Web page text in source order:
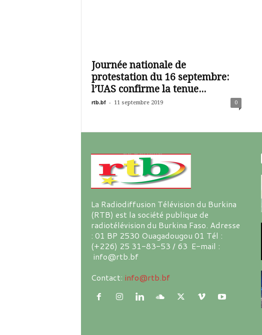
Journée nationale de
protestation du 16 septembre:
l’UAS confirme la tenue...
rtb.bf - 11 septembre 2019 0
La Radiodiffusion Télévision du Burkina
(RTB) est la société publique de
radiotélévision du Burkina Faso. Adresse
: 01 BP 2530 Ouagadougou 01 Tél :
(+226) 25 31-83-53 / 63 E-mail :
info@rtb.bf
Contact: info@rtb.bf